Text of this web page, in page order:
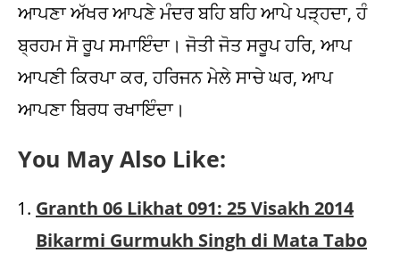
ਆਪਣਾ ਅੱਖਰ ਆਪਣੇ ਮੰਦਰ ਬਹਿ ਬਹਿ ਆਪੇ ਪੜ੍ਹਦਾ, ਹੰ
ਬ੍ਰਹਮ ਸੋ ਰੂਪ ਸਮਾਇੰਦਾ। ਜੋਤੀ ਜੋਤ ਸਰੂਪ ਹਰਿ, ਆਪ
ਆਪਣੀ ਕਿਰਪਾ ਕਰ, ਹਰਿਜਨ ਮੇਲੇ ਸਾਚੇ ਘਰ, ਆਪ
ਆਪਣਾ ਬਿਰਧ ਰਖਾਇੰਦਾ।
You May Also Like:
Granth 06 Likhat 091: 25 Visakh 2014
Bikarmi Gurmukh Singh di Mata Tabo